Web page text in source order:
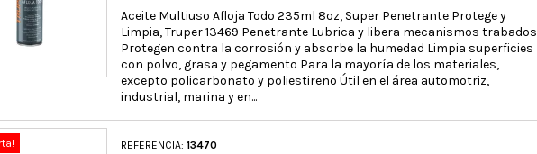
Aceite Multiuso Afloja Todo 235ml 8oz, Super Penetrante Protege y
Limpia, Truper 13469 Penetrante Lubrica y libera mecanismos trabados
Protegen contra la corrosión y absorbe la humedad Limpia superficies
con polvo, grasa y pegamento Para la mayoría de los materiales,
excepto policarbonato y poliestireno Útil en el área automotriz,
industrial, marina y en...
REFERENCIA: 13470